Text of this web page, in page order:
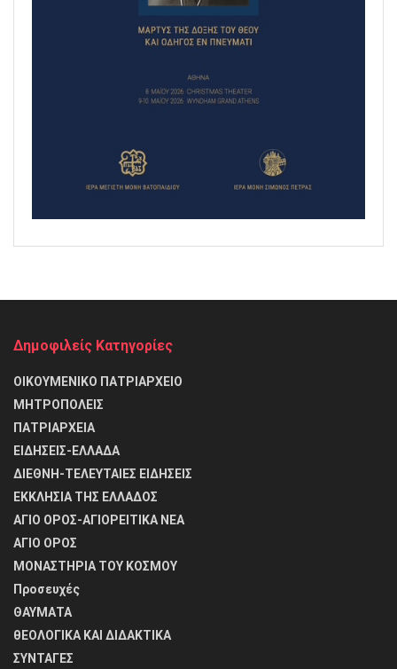
Δημοφιλείς Κατηγορίες
ΟΙΚΟΥΜΕΝΙΚΟ ΠΑΤΡΙΑΡΧΕΙΟ
ΜΗΤΡΟΠΟΛΕΙΣ
ΠΑΤΡΙΑΡΧΕΙΑ
ΕΙΔΗΣΕΙΣ-ΕΛΛΑΔΑ
ΔΙΕΘΝΗ-ΤΕΛΕΥΤΑΙΕΣ ΕΙΔΗΣΕΙΣ
ΕΚΚΛΗΣΙΑ ΤΗΣ ΕΛΛΑΔΟΣ
ΑΓΙΟ ΟΡΟΣ-ΑΓΙΟΡΕΙΤΙΚΑ ΝΕΑ
ΑΓΙΟ ΟΡΟΣ
ΜΟΝΑΣΤΗΡΙΑ ΤΟΥ ΚΟΣΜΟΥ
Προσευχές
ΘΑΥΜΑΤΑ
θΕΟΛΟΓΙΚΑ ΚΑΙ ΔΙΔΑΚΤΙΚΑ
ΣΥΝΤΑΓΕΣ